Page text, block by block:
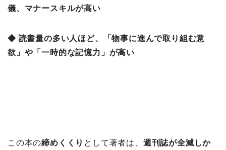
儀、マナースキルが高い
◆ 読書量の多い人ほど、「物事に進んで取り組む意
欲」や「一時的な記憶力」が高い
この本の締めくくり として著者は、 週刊誌が全滅しか